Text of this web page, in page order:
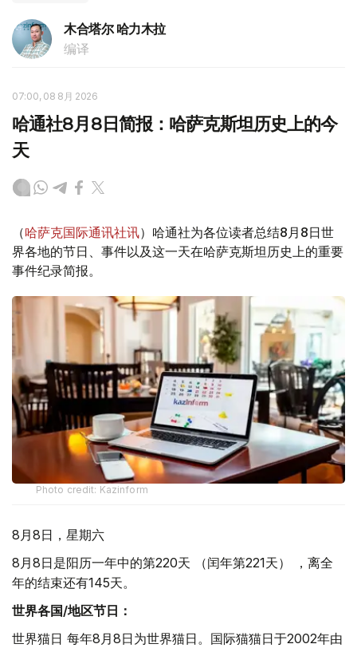
木合塔尔 哈力木拉
编译
07:00, 08 8月 2026
哈通社8月8日简报：哈萨克斯坦历史上的今
天
（哈萨克国际通讯社讯）哈通社为各位读者总结8月8日世
界各地的节日、事件以及这一天在哈萨克斯坦历史上的重要
事件纪录简报。
Photo credit: Kazinform
8月8日，星期六
8月8日是阳历一年中的第220天 （闰年第221天） ，离全
年的结束还有145天。
世界各国/地区节日：
世界猫日 每年8月8日为世界猫日。国际猫猫日于2002年由